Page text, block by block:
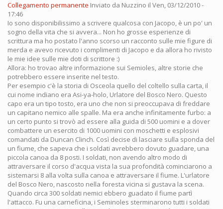
Collegamento permanente Inviato da Nuzzino il Ven, 03/12/2010 -
17:46
Io sono disponibilissimo a scrivere qualcosa con Jacopo, è un po' un
sogno della vita che si avvera... Non ho grosse esperienze di
scrittura ma ho postato l'anno scorso un racconto sulle mie figure di
merda e avevo ricevuto i complimenti di Jacopo e da allora ho rivisto
le mie idee sulle mie doti di scrittore :)
Allora: ho trovao altre informazione sui Semioles, altre storie che
potrebbero essere inserite nel testo.
Per esempio c'è la storia di Osceola quello del coltello sulla carta, il
cui nome indiano era Asi-ya-holo, Urlatore del Bosco Nero. Questo
capo era un tipo tosto, era uno che non si preoccupava di freddare
un capitano nemico alle spalle. Ma era anche infinitamente furbo: a
un certo punto si trovò ad essere alla guida di 500 uomini e a dover
combattere un esercito di 1000 uomini con moschetti e esplosivi
comandati da Duncan Clinch. Così decise di lasciare sulla sponda del
un fiume, che sapeva che i soldati avrebbero dovuto guadare, una
piccola canoa da 8 posti. I soldati, non avendo altro modo di
attraversare il corso d'acqua vista la sua profondità cominciarono a
sistemarsi 8 alla volta sulla canoa e attraversare il fiume. L'urlatore
del Bosco Nero, nascosto nella foresta vicina si gustava la scena.
Quando circa 300 soldati nemici ebbero guadato il fiume partì
l'attacco. Fu una carneficina, i Seminoles sterminarono tutti i soldati